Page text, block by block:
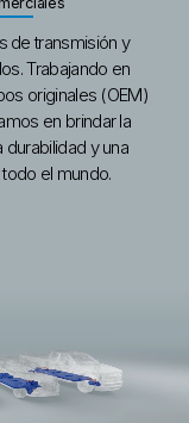
de transmisión y
Trabajando en
originales (OEM)
en brindar la
y una
el mundo.
Livianos